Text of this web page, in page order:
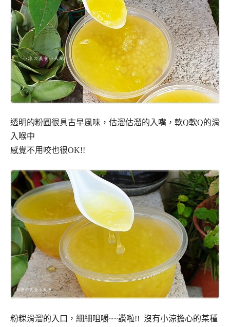
透明的粉圓很具古早風味，估溜估溜的入嘴，軟Q軟Q的滑
入喉中
感覺不用咬也很OK!!
粉粿滑溜的入口，細細咀嚼~~讚啦!! 沒有小涼擔心的某種